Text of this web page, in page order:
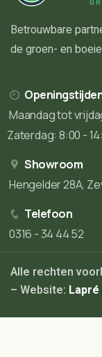
Betrouwbare
de groen- en
Maandag tot
Zaterdag: 8:00 -
Showroom
Hengelder 28A,
Telefoon
0316 - 34 44 52
Alle rechten
– Website: